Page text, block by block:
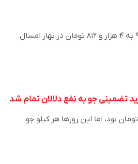
قیمت جو با رشد ۱۵۶ درصدی از کیلویی ۱۸۸۰ تومان در بهار ۹۹ به ۴ هزار و ۸۱۲ تومان در بهار امسال
درحالی‌که طی سال ۹۸ قیمت خرید تضمینی جو هر کیلو ۱۱۶۴ تومان بود، اما این روزها هر کیلو جو